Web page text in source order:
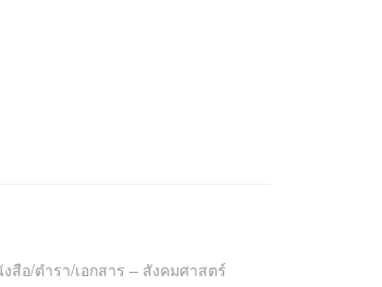
สือ/ตำรา/เอกสาร – สังคมศาสตร์